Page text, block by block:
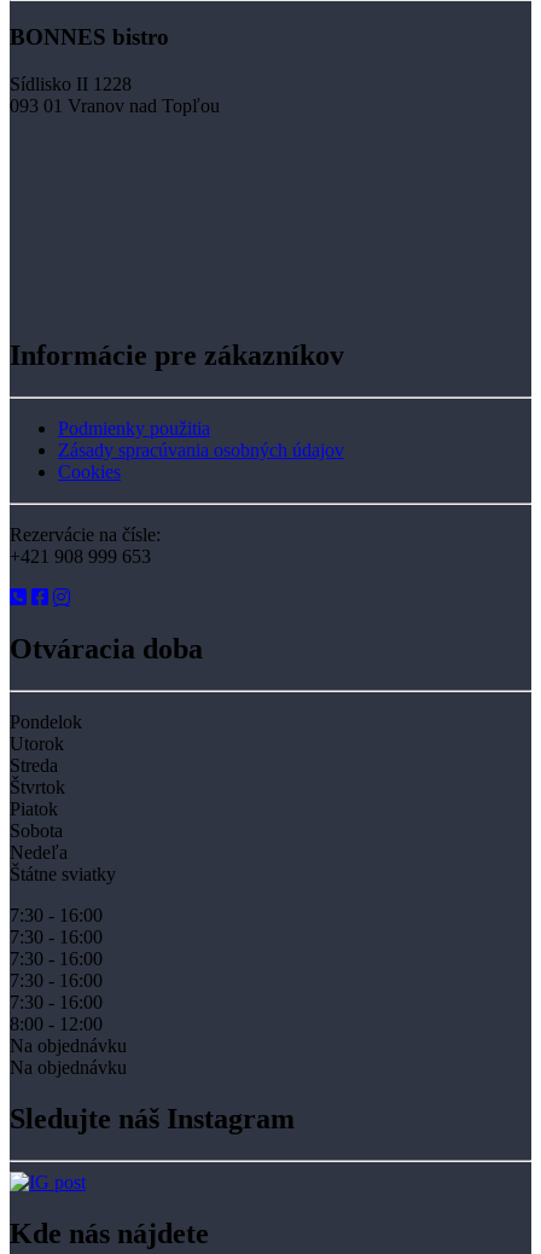
BONNES bistro
Sídlisko II 1228
093 01 Vranov nad Topľou
Informácie pre zákazníkov
Podmienky použitia
Zásady spracúvania osobných údajov
Cookies
Rezervácie na čísle:
+421 908 999 653
Otváracia doba
Pondelok
Utorok
Streda
Štvrtok
Piatok
Sobota
Nedeľa
Štátne sviatky
7:30 - 16:00
7:30 - 16:00
7:30 - 16:00
7:30 - 16:00
7:30 - 16:00
8:00 - 12:00
Na objednávku
Na objednávku
Sledujte náš Instagram
Kde nás nájdete